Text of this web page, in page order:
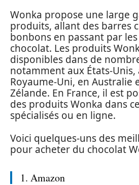
Wonka propose une large
produits, allant des barres
bonbons en passant par
chocolat. Les produits
disponibles dans de
notamment aux États-Unis,
Royaume-Uni, en Australie
Zélande. En France, il est
des produits Wonka dans
spécialisés ou en ligne.
Voici quelques-uns des
pour acheter du chocolat
1. Amazon